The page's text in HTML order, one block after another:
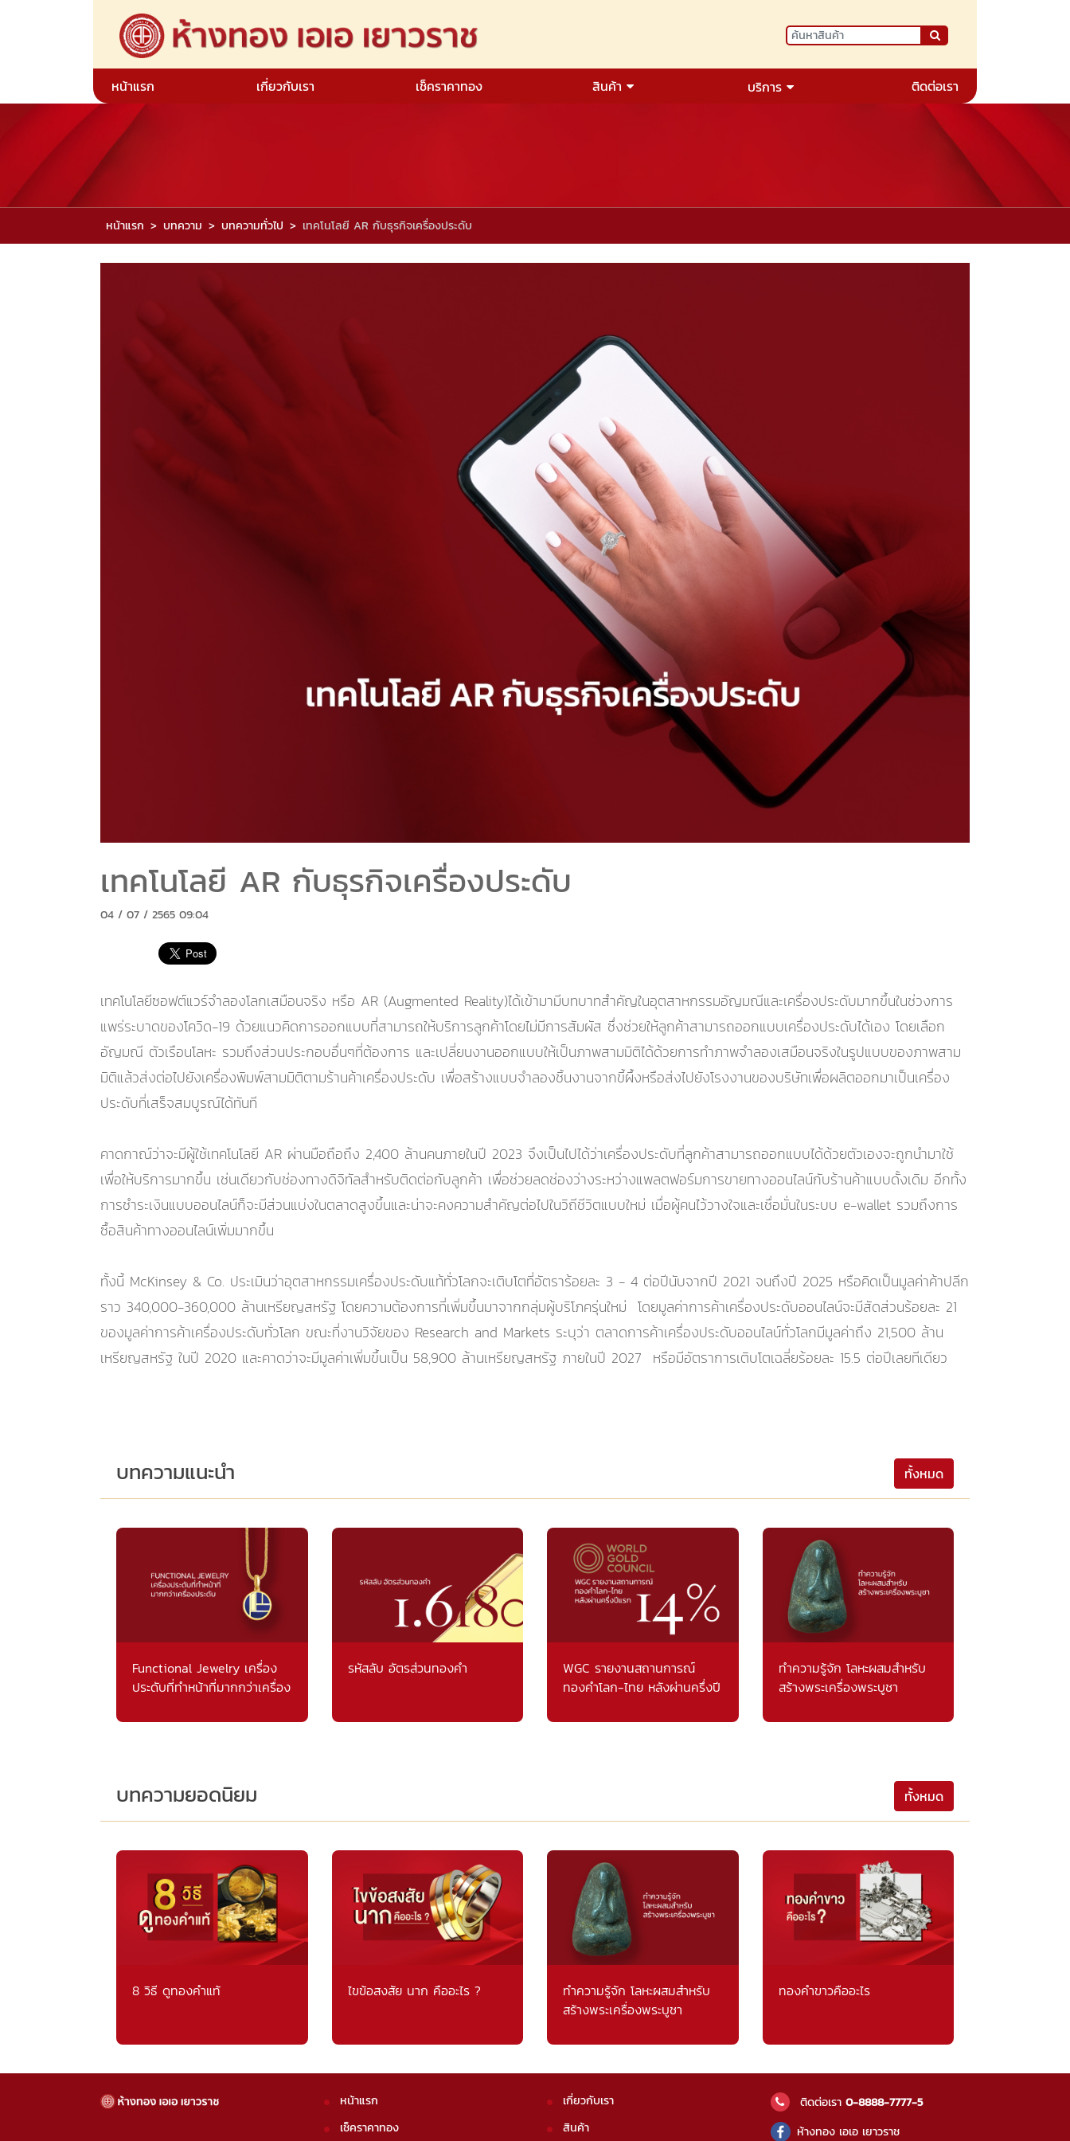
หน้าแรก เกี่ยวกับเรา เช็คราคาทอง สินค้า บริการ ติดต่อเรา
หน้าแรก บทความ บทความทั่วไป เทคโนโลยี AR กับธุรกิจเครื่องประดับ
เทคโนโลยี AR กับธุรกิจเครื่องประดับ
04 / 07 / 2565 09:04
เทคโนโลยีซอฟต์แวร์จำลองโลกเสมือนจริง หรือ AR (Augmented Reality)ได้เข้ามามีบทบาทสำคัญในอุตสาหกรรมอัญมณีและเครื่องประดับมากขึ้นในช่วงการ
แพร่ระบาดของโควิด-19 ด้วยแนวคิดการออกแบบที่สามารถให้บริการลูกค้าโดยไม่มีการสัมผัส ซึ่งช่วยให้ลูกค้าสามารถออกแบบเครื่องประดับได้เอง โดยเลือก
อัญมณี ตัวเรือนโลหะ รวมถึงส่วนประกอบอื่นๆที่ต้องการ และเปลี่ยนงานออกแบบให้เป็นภาพสามมิติได้ด้วยการทำภาพจำลองเสมือนจริงในรูปแบบของภาพสาม
มิติแล้วส่งต่อไปยังเครื่องพิมพ์สามมิติตามร้านค้าเครื่องประดับ เพื่อสร้างแบบจำลองชิ้นงานจากขี้ผึ้งหรือส่งไปยังโรงงานของบริษัทเพื่อผลิตออกมาเป็นเครื่อง
ประดับที่เสร็จสมบูรณ์ได้ทันที
คาดกาณ์ว่าจะมีผู้ใช้เทคโนโลยี AR ผ่านมือถือถึง 2,400 ล้านคนภายในปี 2023 จึงเป็นไปได้ว่าเครื่องประดับที่ลูกค้าสามารถออกแบบได้ด้วยตัวเองจะถูกนำมาใช้
เพื่อให้บริการมากขึ้น เช่นเดียวกับช่องทางดิจิทัลสำหรับติดต่อกับลูกค้า เพื่อช่วยลดช่องว่างระหว่างแพลตฟอร์มการขายทางออนไลน์กับร้านค้าแบบดั้งเดิม อีกทั้ง
การชำระเงินแบบออนไลน์ก็จะมีส่วนแบ่งในตลาดสูงขึ้นและน่าจะคงความสำคัญต่อไปในวิถีชีวิตแบบใหม่ เมื่อผู้คนไว้วางใจและเชื่อมั่นในระบบ e-wallet รวมถึงการ
ซื้อสินค้าทางออนไลน์เพิ่มมากขึ้น
ทั้งนี้ McKinsey & Co. ประเมินว่าอุตสาหกรรมเครื่องประดับแท้ทั่วโลกจะเติบโตที่อัตราร้อยละ 3 - 4 ต่อปีนับจากปี 2021 จนถึงปี 2025 หรือคิดเป็นมูลค่าค้าปลีก
ราว 340,000-360,000 ล้านเหรียญสหรัฐ โดยความต้องการที่เพิ่มขึ้นมาจากกลุ่มผู้บริโภครุ่นใหม่ โดยมูลค่าการค้าเครื่องประดับออนไลน์จะมีสัดส่วนร้อยละ 21
ของมูลค่าการค้าเครื่องประดับทั่วโลก ขณะที่งานวิจัยของ Research and Markets ระบุว่า ตลาดการค้าเครื่องประดับออนไลน์ทั่วโลกมีมูลค่าถึง 21,500 ล้าน
เหรียญสหรัฐ ในปี 2020 และคาดว่าจะมีมูลค่าเพิ่มขึ้นเป็น 58,900 ล้านเหรียญสหรัฐ ภายในปี 2027 หรือมีอัตราการเติบโตเฉลี่ยร้อยละ 15.5 ต่อปีเลยทีเดียว
บทความแนะนำ ทั้งหมด
Functional Jewelry เครื่อง
ประดับที่ทำหน้าที่มากกว่าเครื่อง
รหัสลับ อัตรส่วนทองคำ
WGC รายงานสถานการณ์
ทองคำโลก-ไทย หลังผ่านครึ่งปี
ทำความรู้จัก โลหะผสมสำหรับ
สร้างพระเครื่องพระบูชา
บทความยอดนิยม ทั้งหมด
8 วิธี ดูทองคำแท้ ไขข้อสงสัย นาก คืออะไร ?
ทำความรู้จัก โลหะผสมสำหรับ
สร้างพระเครื่องพระบูชา
ทองคำขาวคืออะไร
หน้าแรก
เช็คราคาทอง
เกี่ยวกับเรา
สินค้า
ติดต่อเรา 0-8888-7777-5
ห้างทอง เอเอ เยาวราช